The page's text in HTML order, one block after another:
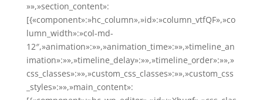
»»,»section_content»:
[{«component»:»hc_column»,»id»:»column_vtfQF»,»co
lumn_width»:»col-md-
12″,»animation»:»»,»animation_time»:»»,»timeline_an
imation»:»»,»timeline_delay»:»»,»timeline_order»:»»,»
css_classes»:»»,»custom_css_classes»:»»,»custom_css
_styles»:»»,»main_content»: